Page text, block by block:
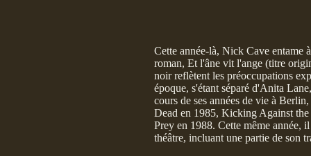
Cette année-là, Nick Cave entame
roman, Et l'âne vit l'ange (titre
noir reflètent les préoccupations
époque, s'étant séparé d'Anita
cours de ses années de vie à
Dead en 1985, Kicking Against
Prey en 1988. Cette même année,
théâtre, incluant une partie de son